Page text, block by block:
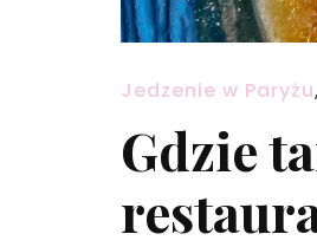
Jedzenie w Paryżu,
Gdzie